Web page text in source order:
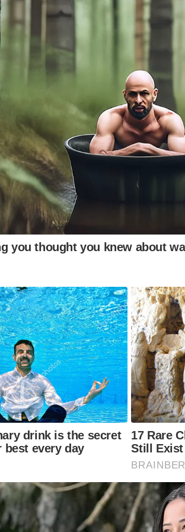
you thought you knew about
drink is the secret
every day
17 Rare
Still Exist